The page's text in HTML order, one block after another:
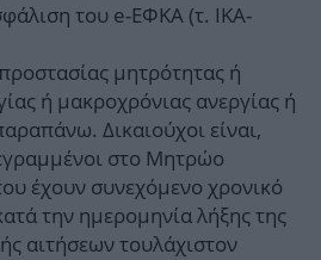
του e-ΕΦΚΑ (τ. ΙΚΑ-
μητρότητας ή
ή μακροχρόνιας ανεργίας ή
Δικαιούχοι είναι,
στο Μητρώο
έχουν συνεχόμενο χρονικό
την ημερομηνία λήξης της
αιτήσεων τουλάχιστον